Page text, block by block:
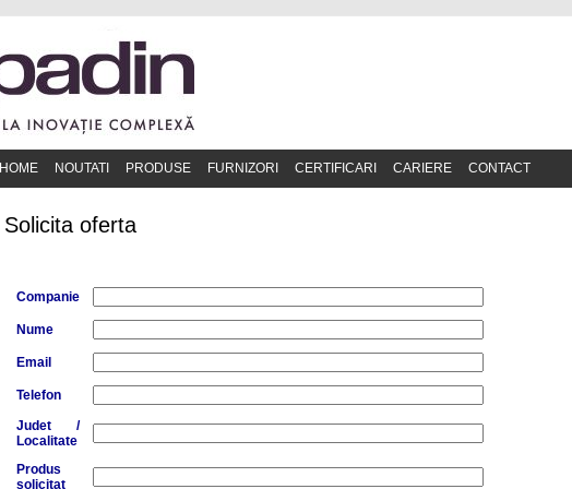
HOME NOUTATI PRODUSE FURNIZORI CERTIFICARI CARIERE CONTACT
Solicita oferta
Companie
Nume
Email
Telefon
Judet /
Localitate
Produs
solicitat